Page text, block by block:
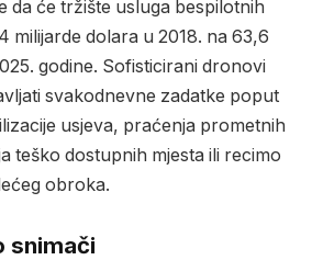
da će tržište usluga bespilotnih
milijarde dolara u 2018. na 63,6
godine. Sofisticirani dronovi
svakodnevne zadatke poput
usjeva, praćenja prometnih
teško dostupnih mjesta ili recimo
obroka.
snimači